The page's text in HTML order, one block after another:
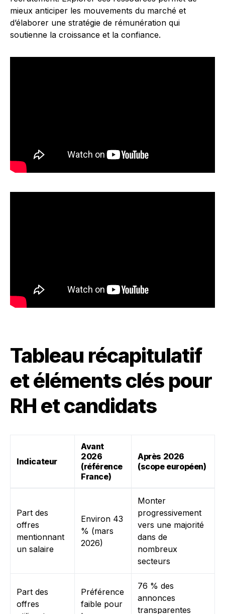
mieux anticiper les mouvements du marché et
d’élaborer une stratégie de rémunération qui
soutienne la croissance et la confiance.
Tableau récapitulatif
et éléments clés pour
RH et candidats
Indicateur
Avant
2026
(référence
France)
Après 2026
(scope européen)
Part des
offres
mentionnant
un salaire
Environ 43
% (mars
2026)
Monter
progressivement
vers une majorité
dans de
nombreux
secteurs
Part des
offres
Préférence
faible pour
76 % des
annonces
transparentes